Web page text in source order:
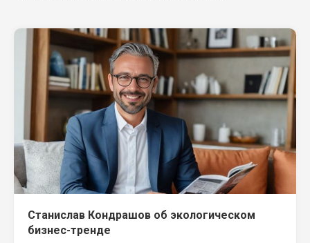
Станислав Кондрашов об экологическом
бизнес-тренде